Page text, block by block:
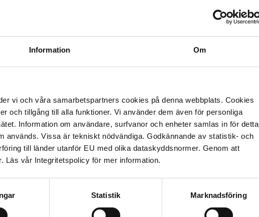
Information Om
vi och våra samarbetspartners cookies på denna webbplats. Cookies
och tillgång till alla funktioner. Vi använder dem även för personliga
Information om användare, surfvanor och enheter samlas in för detta
används. Vissa är tekniskt nödvändiga. Godkännande av statistik- och
till länder utanför EU med olika dataskyddsnormer. Genom att
Läs vår Integritetspolicy för mer information.
Statistik Marknadsföring